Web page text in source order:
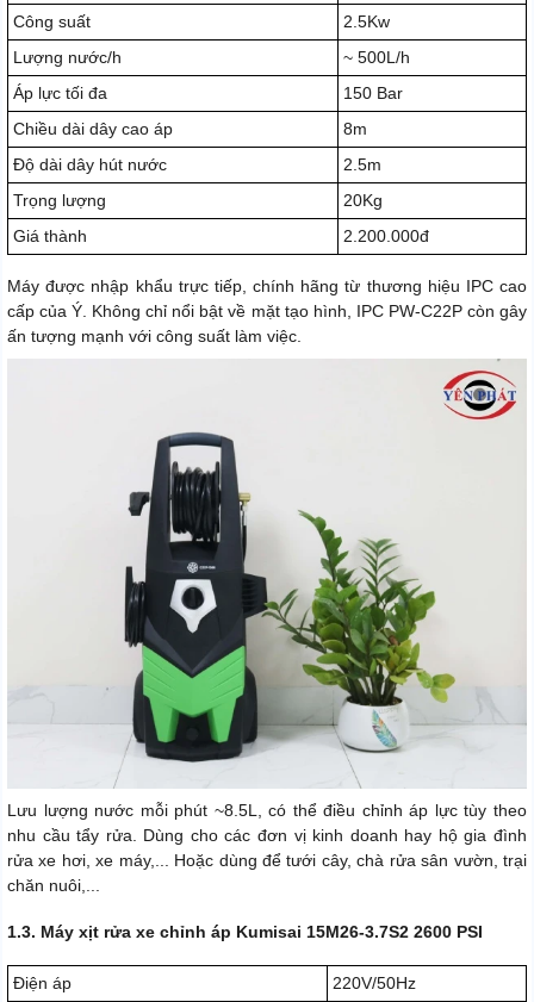
Công suất
2.5Kw
Lượng nước/h
~ 500L/h
Áp lực tối đa
150 Bar
Chiều dài dây cao áp
8m
Độ dài dây hút nước
2.5m
Trọng lượng
20Kg
Giá thành
2.200.000đ
Máy được nhập khẩu trực tiếp, chính hãng từ thương hiệu IPC cao
cấp của Ý. Không chỉ nổi bật về mặt tạo hình, IPC PW-C22P còn gây
ấn tượng mạnh với công suất làm việc.
Lưu lượng nước mỗi phút ~8.5L, có thể điều chỉnh áp lực tùy theo
nhu cầu tẩy rửa. Dùng cho các đơn vị kinh doanh hay hộ gia đình
rửa xe hơi, xe máy,... Hoặc dùng để tưới cây, chà rửa sân vườn, trại
chăn nuôi,...
1.3. Máy xịt rửa xe chỉnh áp Kumisai 15M26-3.7S2 2600 PSI
Điện áp
220V/50Hz